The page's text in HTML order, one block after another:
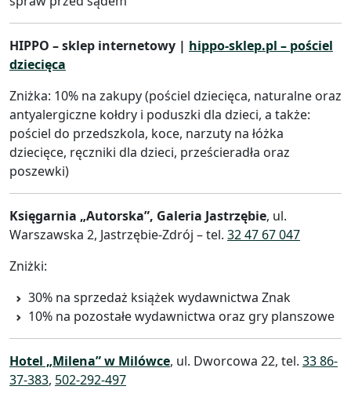
HIPPO – sklep internetowy | hippo-sklep.pl – pościel
dziecięca
Zniżka: 10% na zakupy (pościel dziecięca, naturalne oraz
antyalergiczne kołdry i poduszki dla dzieci, a także:
pościel do przedszkola, koce, narzuty na łóżka
dziecięce, ręczniki dla dzieci, prześcieradła oraz
poszewki)
Księgarnia „Autorska”, Galeria Jastrzębie, ul.
Warszawska 2, Jastrzębie-Zdrój – tel. 32 47 67 047
Zniżki:
30% na sprzedaż książek wydawnictwa Znak
10% na pozostałe wydawnictwa oraz gry planszowe
Hotel „Milena” w Milówce, ul. Dworcowa 22, tel. 33 86-
37-383, 502-292-497